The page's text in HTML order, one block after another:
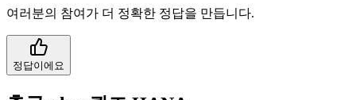
여러분의 참여가 더 정확한 정답을 만듭니다.
정답이에요